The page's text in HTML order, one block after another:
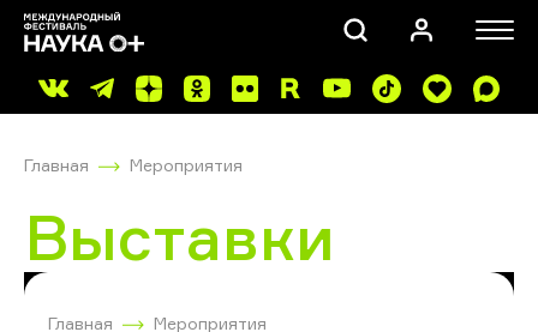
Главная Мероприятия
Выставки
Главная Мероприятия